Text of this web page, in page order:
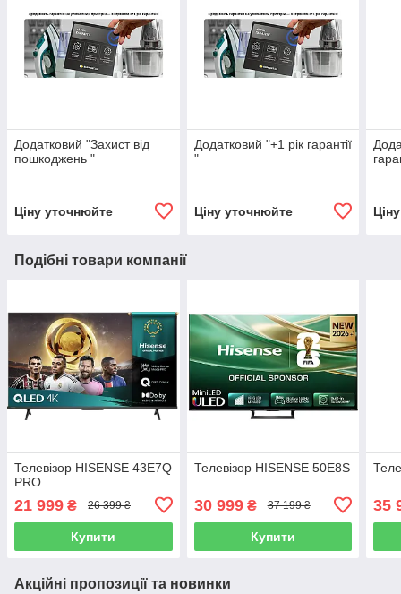
Додатковий "Захист від
пошкоджень "
Ціну уточнюйте
Додатковий "+1 рік гарантії
"
Ціну уточнюйте
Подібні товари компанії
Телевізор HISENSE 43E7Q
PRO
21 999 ₴ 26 399 ₴
Купити
Телевізор HISENSE 50E8S
30 999₴ 37 199 ₴
Купити
35
Акційні пропозиції та новинки